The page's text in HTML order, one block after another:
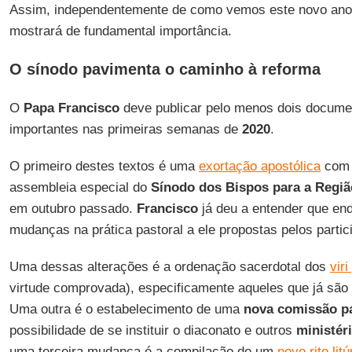
Assim, independentemente de como vemos este novo
mostrará de fundamental importância.
O sínodo pavimenta o caminho à reforma
OPapa Franciscodeve publicar pelo menos dois
importantes nas primeiras semanas de 2020.
O primeiro destes textos é uma exortação apostólicacom
assembleia especial do Sínodo dos Bispos para a
em outubro passado. Franciscojá deu a entender que
mudanças na prática pastoral a ele propostas pelos
Uma dessas alterações é a ordenação sacerdotal dos viri
virtude comprovada), especificamente aqueles que já são
Uma outra é o estabelecimento de uma nova comissão
possibilidade de se instituir o diaconato e outros